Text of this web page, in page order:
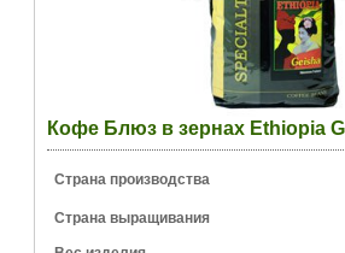
Кофе Блюз в зернах Ethiopia
Страна производства
Страна выращивания